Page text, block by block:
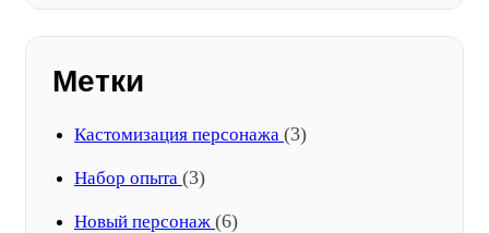
Метки
Кастомизация персонажа (3)
Набор опыта (3)
Новый персонаж (6)